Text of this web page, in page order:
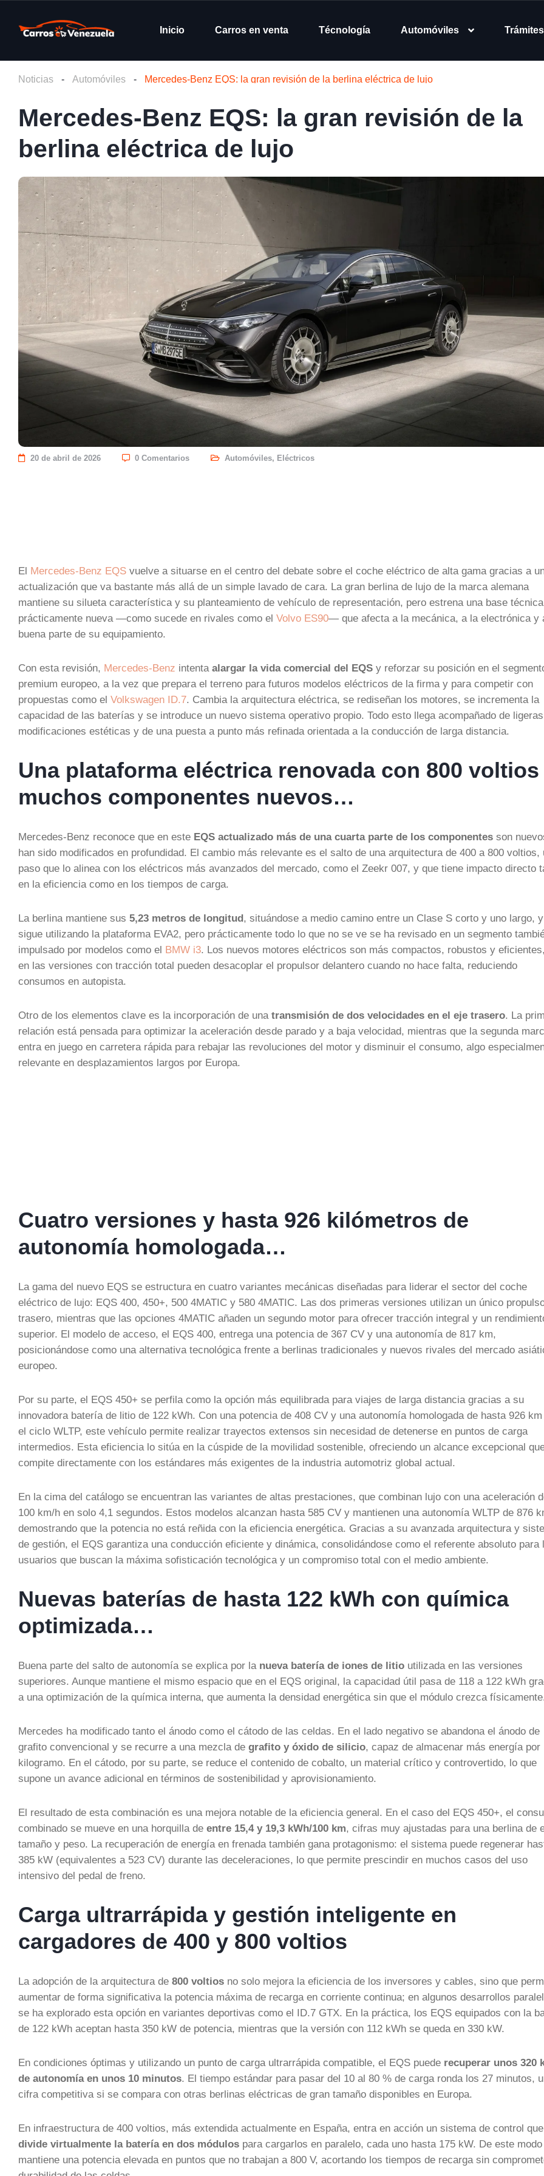
Inicio Carros en venta Técnología Automóviles
Noticias - Automóviles - Mercedes-Benz EQS: la gran revisión de la berlina eléctrica de lujo
Mercedes-Benz EQS: la gran revisión de la
berlina eléctrica de lujo
20 de abril de 2026 0 Comentarios Automóviles, Eléctricos
El Mercedes-Benz EQS vuelve a situarse en el centro del debate sobre el coche eléctrico de alta gama gracias a
actualización que va bastante más allá de un simple lavado de cara. La gran berlina de lujo de la marca alemana
mantiene su silueta característica y su planteamiento de vehículo de representación, pero estrena una base técnica
prácticamente nueva —como sucede en rivales como el Volvo ES90— que afecta a la mecánica, a la electrónica y
buena parte de su equipamiento.
Con esta revisión, Mercedes-Benz intenta alargar la vida comercial del EQS y reforzar su posición en el
premium europeo, a la vez que prepara el terreno para futuros modelos eléctricos de la firma y para competir con
propuestas como el Volkswagen ID.7. Cambia la arquitectura eléctrica, se rediseñan los motores, se incrementa la
capacidad de las baterías y se introduce un nuevo sistema operativo propio. Todo esto llega acompañado de ligeras
modificaciones estéticas y de una puesta a punto más refinada orientada a la conducción de larga distancia.
Una plataforma eléctrica renovada con 800 voltios
muchos componentes nuevos…
Mercedes-Benz reconoce que en este EQS actualizado más de una cuarta parte de los componentes son
han sido modificados en profundidad. El cambio más relevante es el salto de una arquitectura de 400 a 800 voltios,
paso que lo alinea con los eléctricos más avanzados del mercado, como el Zeekr 007, y que tiene impacto directo
en la eficiencia como en los tiempos de carga.
La berlina mantiene sus 5,23 metros de longitud, situándose a medio camino entre un Clase S corto y uno largo, y
sigue utilizando la plataforma EVA2, pero prácticamente todo lo que no se ve se ha revisado en un segmento
impulsado por modelos como el BMW i3. Los nuevos motores eléctricos son más compactos, robustos y
en las versiones con tracción total pueden desacoplar el propulsor delantero cuando no hace falta, reduciendo
consumos en autopista.
Otro de los elementos clave es la incorporación de una transmisión de dos velocidades en el eje trasero. La
relación está pensada para optimizar la aceleración desde parado y a baja velocidad, mientras que la segunda
entra en juego en carretera rápida para rebajar las revoluciones del motor y disminuir el consumo, algo
relevante en desplazamientos largos por Europa.
Cuatro versiones y hasta 926 kilómetros de
autonomía homologada…
La gama del nuevo EQS se estructura en cuatro variantes mecánicas diseñadas para liderar el sector del coche
eléctrico de lujo: EQS 400, 450+, 500 4MATIC y 580 4MATIC. Las dos primeras versiones utilizan un único
trasero, mientras que las opciones 4MATIC añaden un segundo motor para ofrecer tracción integral y un
superior. El modelo de acceso, el EQS 400, entrega una potencia de 367 CV y una autonomía de 817 km,
posicionándose como una alternativa tecnológica frente a berlinas tradicionales y nuevos rivales del mercado
europeo.
Por su parte, el EQS 450+ se perfila como la opción más equilibrada para viajes de larga distancia gracias a su
innovadora batería de litio de 122 kWh. Con una potencia de 408 CV y una autonomía homologada de hasta 926
el ciclo WLTP, este vehículo permite realizar trayectos extensos sin necesidad de detenerse en puntos de carga
intermedios. Esta eficiencia lo sitúa en la cúspide de la movilidad sostenible, ofreciendo un alcance excepcional
compite directamente con los estándares más exigentes de la industria automotriz global actual.
En la cima del catálogo se encuentran las variantes de altas prestaciones, que combinan lujo con una aceleración
100 km/h en solo 4,1 segundos. Estos modelos alcanzan hasta 585 CV y mantienen una autonomía WLTP de 876
demostrando que la potencia no está reñida con la eficiencia energética. Gracias a su avanzada arquitectura y
de gestión, el EQS garantiza una conducción eficiente y dinámica, consolidándose como el referente absoluto para
usuarios que buscan la máxima sofisticación tecnológica y un compromiso total con el medio ambiente.
Nuevas baterías de hasta 122 kWh con química
optimizada…
Buena parte del salto de autonomía se explica por la nueva batería de iones de litio utilizada en las versiones
superiores. Aunque mantiene el mismo espacio que en el EQS original, la capacidad útil pasa de 118 a 122 kWh
a una optimización de la química interna, que aumenta la densidad energética sin que el módulo crezca
Mercedes ha modificado tanto el ánodo como el cátodo de las celdas. En el lado negativo se abandona el ánodo de
grafito convencional y se recurre a una mezcla de grafito y óxido de silicio, capaz de almacenar más energía por
kilogramo. En el cátodo, por su parte, se reduce el contenido de cobalto, un material crítico y controvertido, lo que
supone un avance adicional en términos de sostenibilidad y aprovisionamiento.
El resultado de esta combinación es una mejora notable de la eficiencia general. En el caso del EQS 450+, el
combinado se mueve en una horquilla de entre 15,4 y 19,3 kWh/100 km, cifras muy ajustadas para una berlina de
tamaño y peso. La recuperación de energía en frenada también gana protagonismo: el sistema puede regenerar
385 kW (equivalentes a 523 CV) durante las deceleraciones, lo que permite prescindir en muchos casos del uso
intensivo del pedal de freno.
Carga ultrarrápida y gestión inteligente en
cargadores de 400 y 800 voltios
La adopción de la arquitectura de 800 voltios no solo mejora la eficiencia de los inversores y cables, sino que
aumentar de forma significativa la potencia máxima de recarga en corriente continua; en algunos desarrollos
se ha explorado esta opción en variantes deportivas como el ID.7 GTX. En la práctica, los EQS equipados con la
de 122 kWh aceptan hasta 350 kW de potencia, mientras que la versión con 112 kWh se queda en 330 kW.
En condiciones óptimas y utilizando un punto de carga ultrarrápida compatible, el EQS puede recuperar unos 320
de autonomía en unos 10 minutos. El tiempo estándar para pasar del 10 al 80 % de carga ronda los 27 minutos,
cifra competitiva si se compara con otras berlinas eléctricas de gran tamaño disponibles en Europa.
En infraestructura de 400 voltios, más extendida actualmente en España, entra en acción un sistema de control que
divide virtualmente la batería en dos módulos para cargarlos en paralelo, cada uno hasta 175 kW. De este
mantiene una potencia elevada en puntos que no trabajan a 800 V, acortando los tiempos de recarga sin